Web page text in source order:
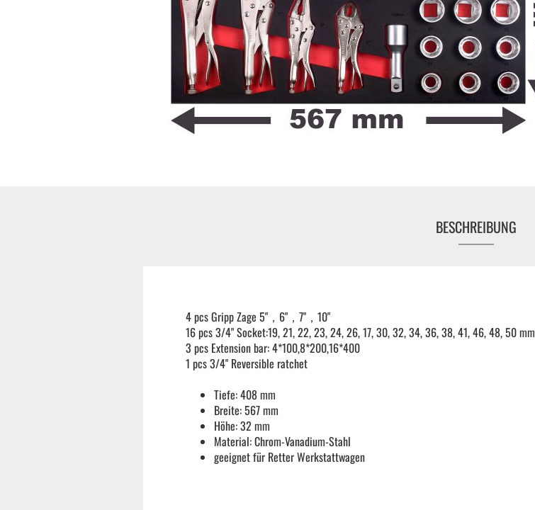
Hoflader / Agrarfahrzeug
Gummiketten Minibagger
Verschleißteile | Ersatzteile
Reifenmontiermaschine
KFZ Spezialwerkzeug
BESCHREIBUNG
4 pcs Gripp Zage 5"，6"，7"，10"
16 pcs 3/4" Socket:19, 21, 22, 23, 24, 26, 17, 30, 32, 34, 36, 38, 41, 46, 48, 50 mm
3 pcs Extension bar: 4*100,8*200,16*400
1 pcs 3/4" Reversible ratchet
Tiefe: 408 mm
Breite: 567 mm
Höhe: 32 mm
Material: Chrom-Vanadium-Stahl
geeignet für Retter Werkstattwagen